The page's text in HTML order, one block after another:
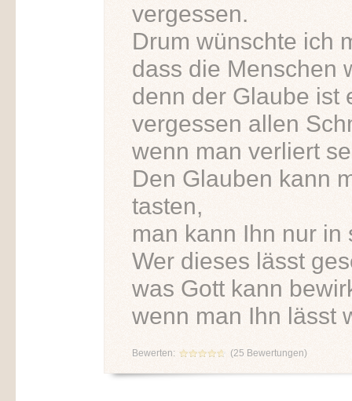
vergessen.
Drum wünschte ich
dass die Menschen
denn der Glaube ist
vergessen allen
wenn man verliert
Den Glauben kann
tasten,
man kann Ihn nur
Wer dieses lässt
was Gott kann
wenn man Ihn lässt
Bewerten: (25 Bewertungen)